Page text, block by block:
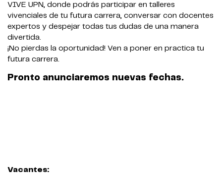
VIVE UPN, donde podrás participar en talleres
vivenciales de tu futura carrera, conversar con docentes
expertos y despejar todas tus dudas de una manera
divertida.
¡No pierdas la oportunidad! Ven a poner en practica tu
futura carrera.
Pronto anunciaremos nuevas fechas.
Vacantes: